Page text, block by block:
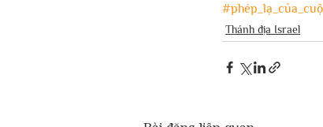
Thánh địa Israel